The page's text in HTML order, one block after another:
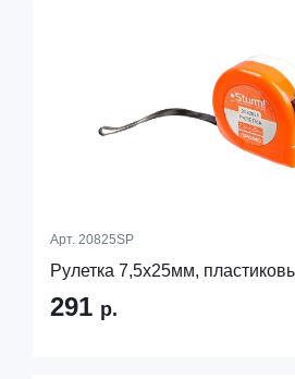
Арт. 20825SP
Рулетка 7,5х25мм,
291 р.